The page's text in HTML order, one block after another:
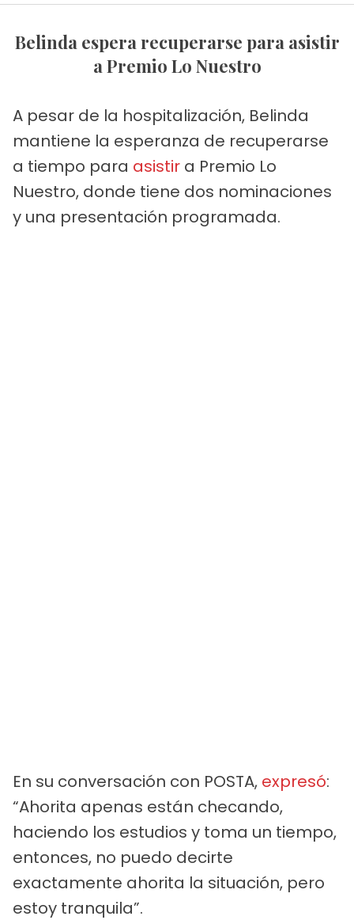
Belinda espera recuperarse para asistir
a Premio Lo Nuestro
A pesar de la hospitalización, Belinda
mantiene la esperanza de recuperarse
a tiempo para asistir a Premio Lo
Nuestro, donde tiene dos nominaciones
y una presentación programada.
En su conversación con POSTA, expresó:
“Ahorita apenas están checando,
haciendo los estudios y toma un tiempo,
entonces, no puedo decirte
exactamente ahorita la situación, pero
estoy tranquila”.